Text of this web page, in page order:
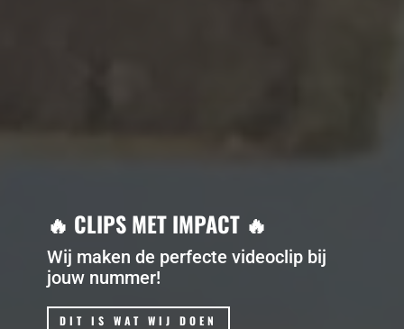
🔥 CLIPS MET IMPACT 🔥
Wij maken de perfecte videoclip bij
jouw nummer!
DIT IS WAT WIJ DOEN